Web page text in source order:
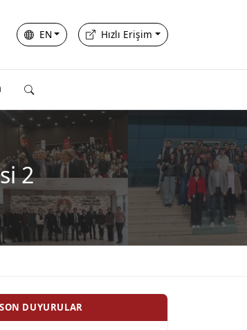
EN Hızlı Erişim
2
SON DUYURULAR